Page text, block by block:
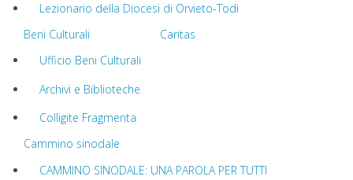
Lezionario della Diocesi di Orvieto-Todi
Beni Culturali
Ufficio Beni Culturali
Archivi e Biblioteche
Colligite Fragmenta
Caritas
Cammino sinodale
CAMMINO SINODALE: UNA PAROLA PER TUTTI